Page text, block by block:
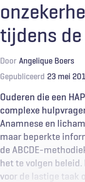
tijdens
Door Angelique Boers
Gepubliceerd 23 mei
Ouderen die een
complexe
Anamnese en
maar beperkte
de ABCDE-
het te volgen beleid.
voor de lastige taak